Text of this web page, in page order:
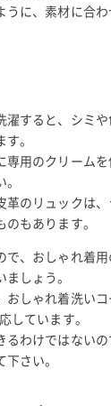
うに、素材に合
濯すると、シミ
。
専用のクリーム
革のリュックは
もあります。
で、おしゃれ着
しょう。
おしゃれ着洗い
しています。
るわけではない
さい。